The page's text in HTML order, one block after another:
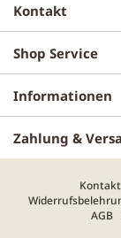
Kontakt
Shop Service
Informationen
Zahlung &
Kontakt
AGB